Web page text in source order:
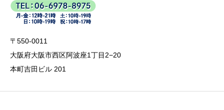
〒550-0011
大阪府大阪市西区阿波座1丁目2−20
本町吉田ビル 201